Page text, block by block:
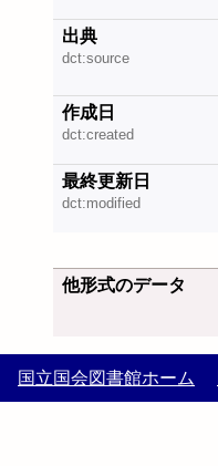
出典
dct:source
作成日
dct:created
最終更新日
dct:modified
他形式のデータ
国立国会図書館ホーム